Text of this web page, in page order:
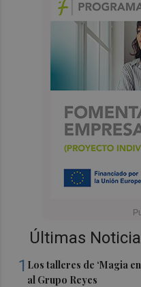
Últimas
1 Los talleres de ‘Magia
al Grupo Reyes